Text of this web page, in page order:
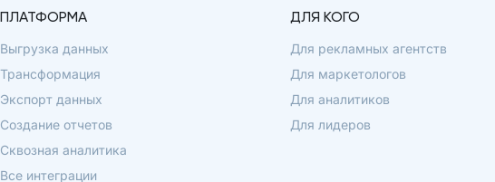
ПЛАТФОРМА
Выгрузка данных
Трансформация
Экспорт данных
Создание отчетов
Сквозная аналитика
Все интеграции
ДЛЯ КОГО
Для рекламных агентств
Для маркетологов
Для аналитиков
Для лидеров